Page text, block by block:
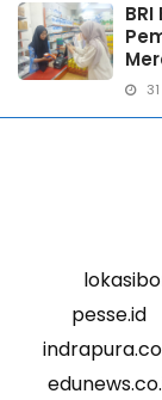
pesse.id